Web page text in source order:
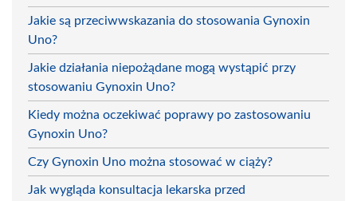
Jakie są przeciwwskazania do stosowania Gynoxin
Uno?
Jakie działania niepożądane mogą wystąpić przy
stosowaniu Gynoxin Uno?
Kiedy można oczekiwać poprawy po zastosowaniu
Gynoxin Uno?
Czy Gynoxin Uno można stosować w ciąży?
Jak wygląda konsultacja lekarska przed